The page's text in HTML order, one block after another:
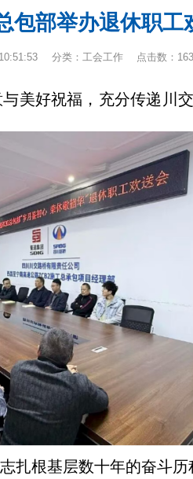
包部举办退休职工
分类：工会工作 点击数：
美好祝福，充分传递川
扎根基层数十年的奋斗